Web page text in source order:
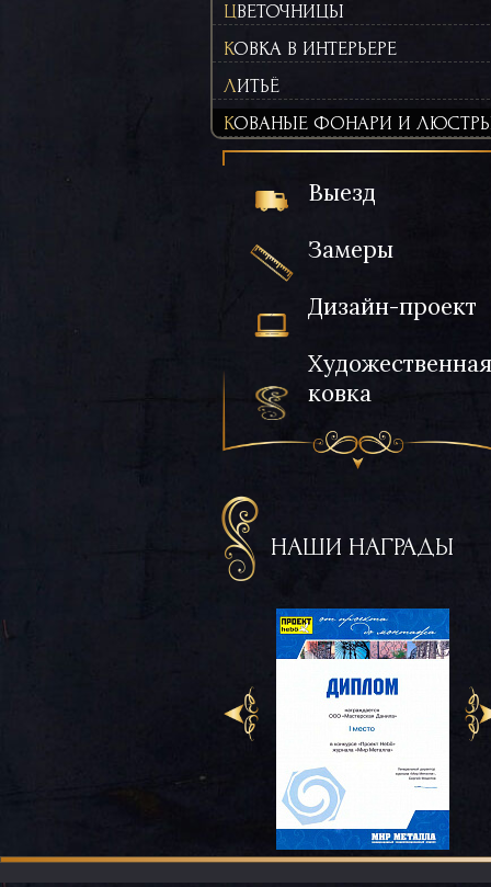
ЦВЕТОЧНИЦЫ
КОВКА В ИНТЕРЬЕРЕ
ЛИТЬЁ
КОВАНЫЕ ФОНАРИ И
Выезд
Замеры
Дизайн-проект
Художественная
ковка
НАШИ НАГРАДЫ